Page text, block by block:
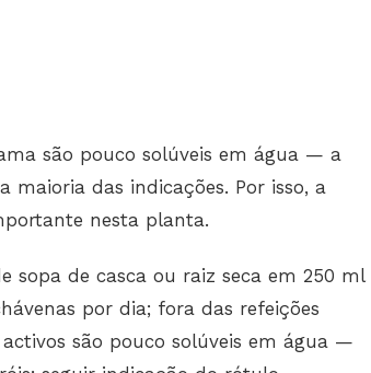
são pouco solúveis em água — a
das indicações. Por isso, a
nesta planta.
sopa de casca ou raiz seca em 250 ml
por dia; fora das refeições
são pouco solúveis em água —